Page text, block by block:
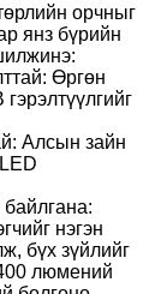
орчныг
янз бүрийн
Өргөн
Алсын зайн
байлгана:
нэгэн
бүх зүйлийг
люмений